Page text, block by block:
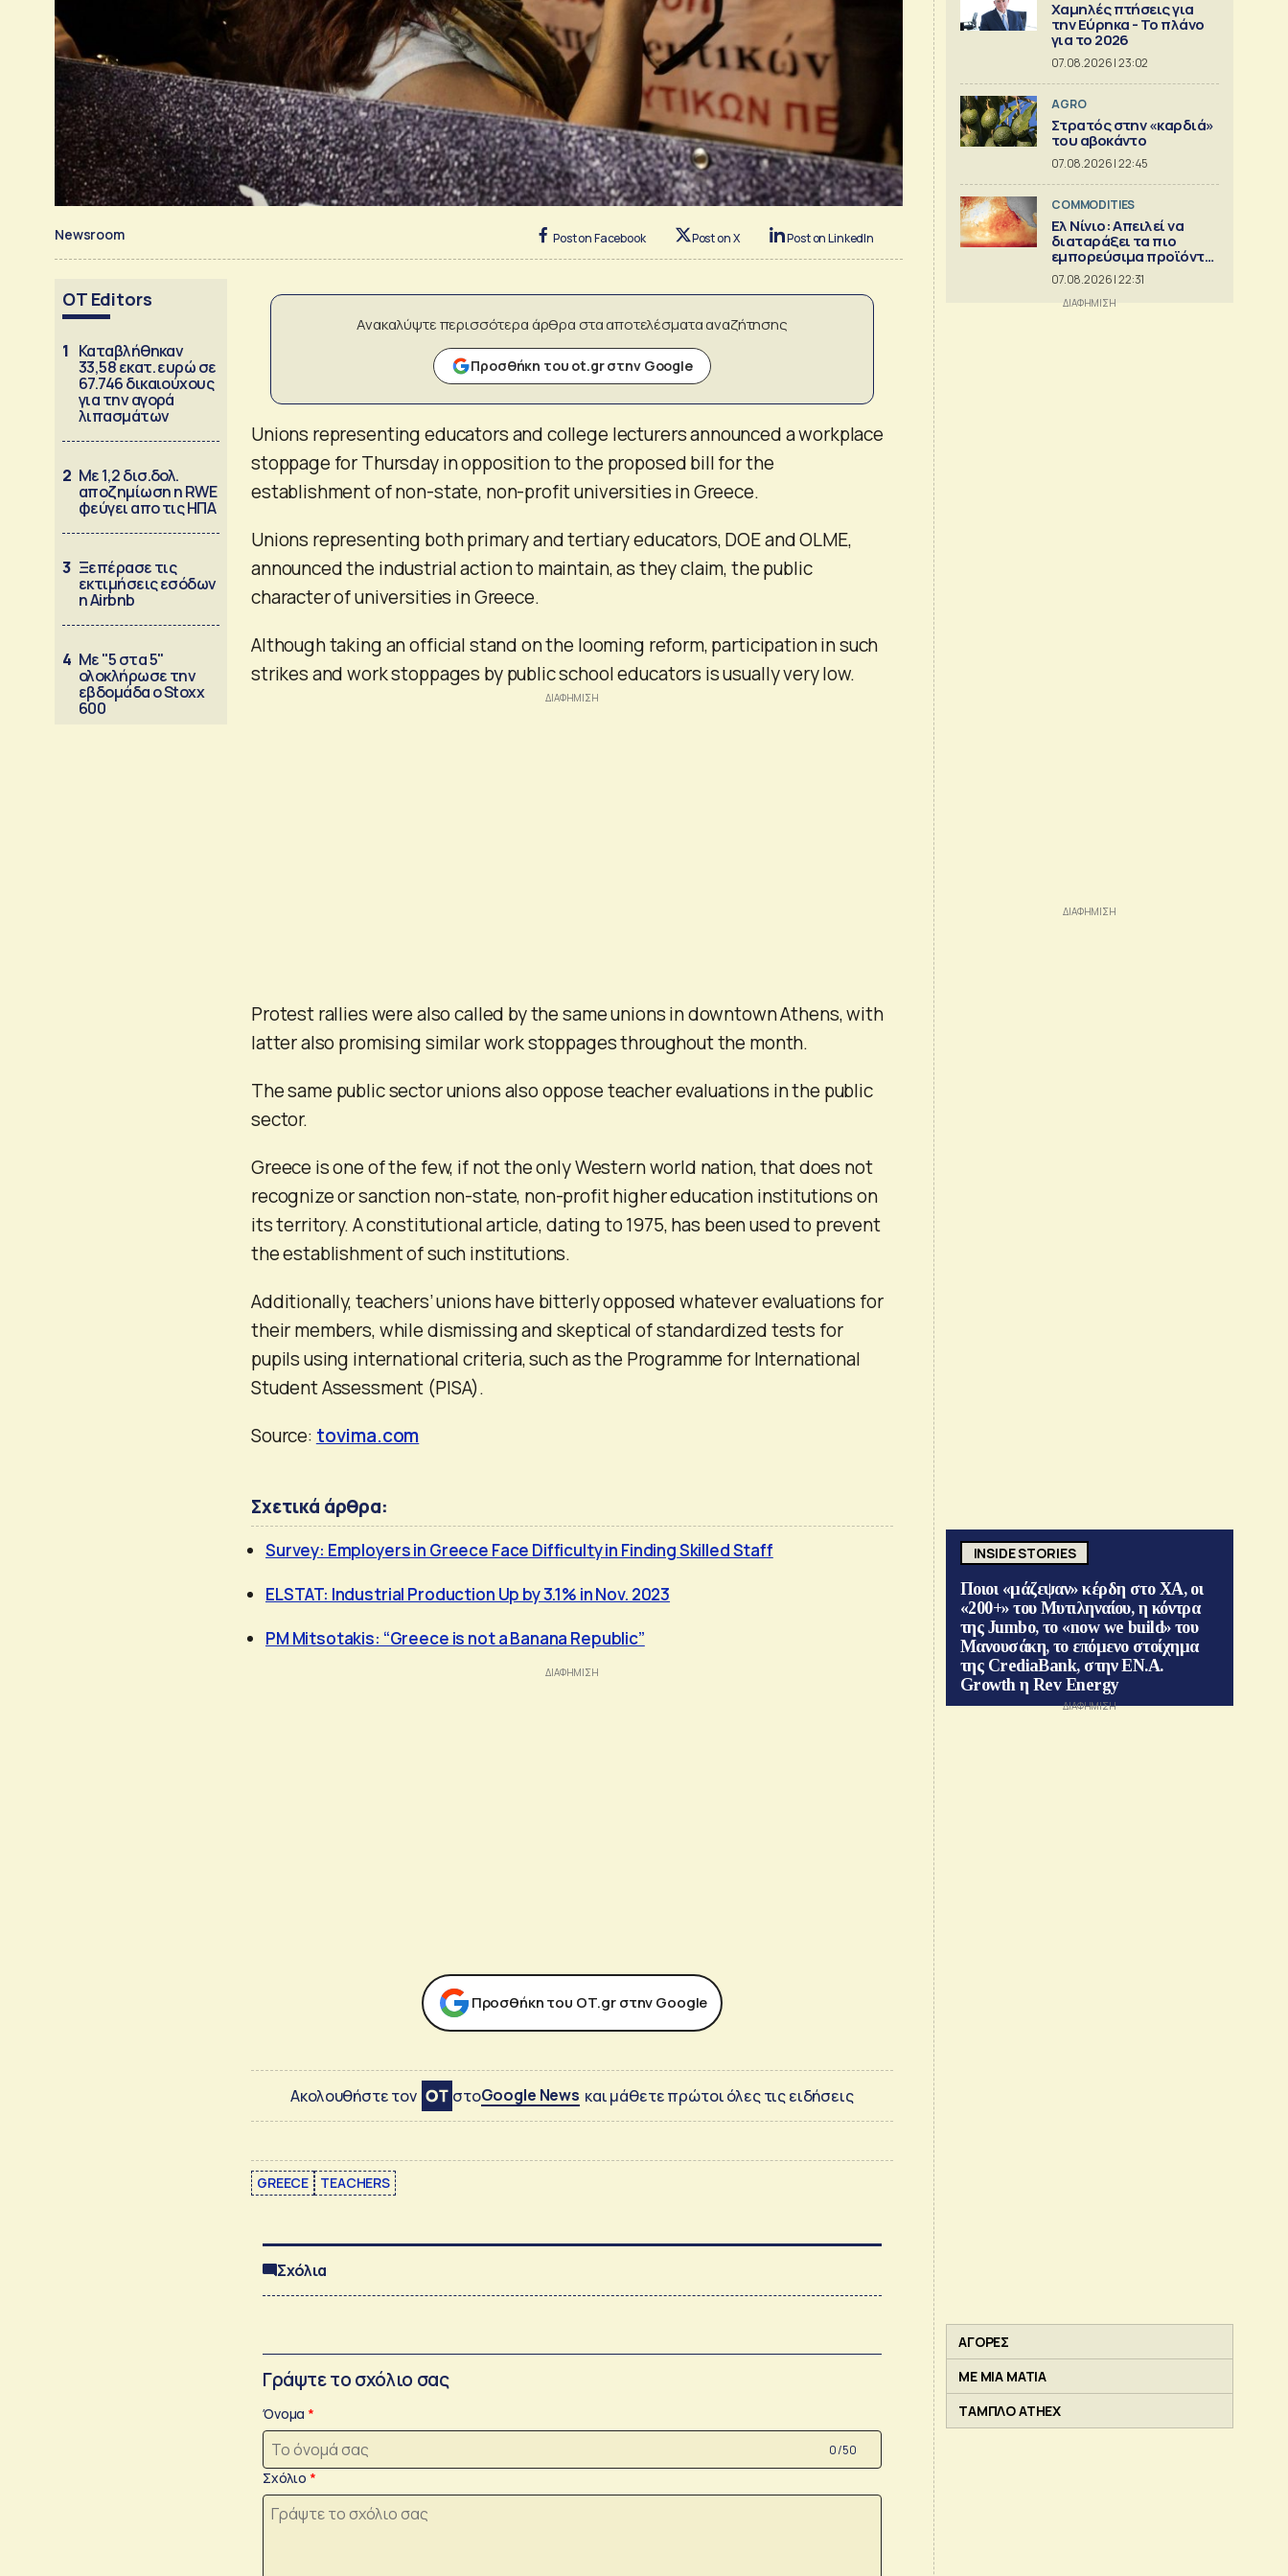
Newsroom Post on Facebook Post on X Post on LinkedIn
OT Editors
1 Καταβλήθηκαν
33,58 εκατ. ευρώ σε
67.746 δικαιούχους
για την αγορά
λιπασμάτων
2 Με 1,2 δισ.δολ.
αποζημίωση η RWE
φεύγει απο τις ΗΠΑ
3 Ξεπέρασε τις
εκτιμήσεις εσόδων
η Airbnb
4 Με "5 στα 5"
ολοκλήρωσε την
εβδομάδα ο Stoxx
600
Ανακαλύψτε περισσότερα άρθρα στα αποτελέσματα αναζήτησης
Προσθήκη του ot.gr στην Google
Unions representing educators and college lecturers announced a workplace
stoppage for Thursday in opposition to the proposed bill for the
establishment of non-state, non-profit universities in Greece.
Unions representing both primary and tertiary educators, DOE and OLME,
announced the industrial action to maintain, as they claim, the public
character of universities in Greece.
Although taking an official stand on the looming reform, participation in such
strikes and work stoppages by public school educators is usually very low.
Protest rallies were also called by the same unions in downtown Athens, with
latter also promising similar work stoppages throughout the month.
The same public sector unions also oppose teacher evaluations in the public
sector.
Greece is one of the few, if not the only Western world nation, that does not
recognize or sanction non-state, non-profit higher education institutions on
its territory. A constitutional article, dating to 1975, has been used to prevent
the establishment of such institutions.
Additionally, teachers’ unions have bitterly opposed whatever evaluations for
their members, while dismissing and skeptical of standardized tests for
pupils using international criteria, such as the Programme for International
Student Assessment (PISA).
Source: tovima.com
Σχετικά άρθρα:
Survey: Employers in Greece Face Difficulty in Finding Skilled Staff
ELSTAT: Industrial Production Up by 3.1% in Nov. 2023
PM Mitsotakis: “Greece is not a Banana Republic”
Προσθήκη του ΟΤ.gr στην Google
Ακολουθήστε τον στοGoogle News και μάθετε πρώτοι όλες τις ειδήσεις
GREECE TEACHERS
Σχόλια
Γράψτε το σχόλιο σας
Όνομα
0 /50
Σχόλιο
Χαμηλές πτήσεις για
την Εύρηκα - Το πλάνο
για το 2026
07.08.2026 | 23:02
AGRO
Στρατός στην «καρδιά»
του αβοκάντο
07.08.2026 | 22:45
COMMODITIES
Ελ Νίνιο: Απειλεί να
διαταράξει τα πιο
εμπορεύσιμα προϊόντα
στον κόσμο
07.08.2026 | 22:31
INSIDE STORIES
Ποιοι «μάζεψαν» κέρδη στο ΧΑ, οι
«200+» του Μυτιληναίου, η κόντρα
της Jumbo, το «now we build» του
Μανουσάκη, το επόμενο στοίχημα
της CrediaBank, στην ΕΝ.Α.
Growth η Rev Energy
ΑΓΟΡΕΣ
ΜΕ ΜΙΑ ΜΑΤΙΑ
ΤΑΜΠΛΟ ATHEX